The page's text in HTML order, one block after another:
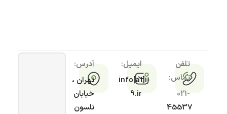
تلفن
تماس:
021-
45537
ایمیل:
info[at]i-
9.ir
آدرس:
تهران ،
خیابان
نلسون